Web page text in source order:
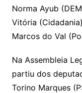
Norma Ayub
Vitória
Marcos do Val
Na Assembleia
partiu dos
Torino Marques